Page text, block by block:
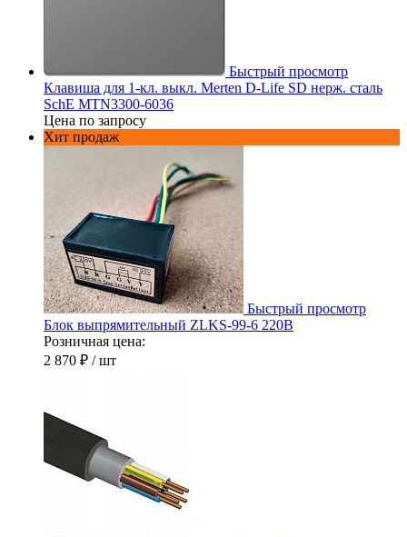
Быстрый просмотр
Клавиша для 1-кл. выкл. Merten D-Life SD нерж. сталь
SchE MTN3300-6036
Цена по запросу
Хит продаж
Быстрый просмотр
Блок выпрямительный ZLKS-99-6 220В
Розничная цена:
2 870 ₽ / шт